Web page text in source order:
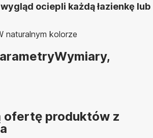
ociepli każdą łazienkę lub
naturalnym kolorze
Wymiary,
ofertę produktów z